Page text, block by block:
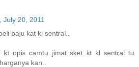
July 20, 2011
baju kat kl sentral..
kt opis camtu..jimat sket..kt kl sentral tu
kan..